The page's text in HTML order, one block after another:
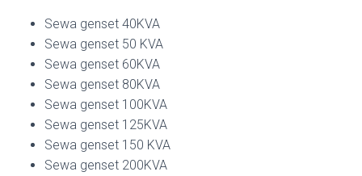
Sewa genset 40KVA
Sewa genset 50 KVA
Sewa genset 60KVA
Sewa genset 80KVA
Sewa genset 100KVA
Sewa genset 125KVA
Sewa genset 150 KVA
Sewa genset 200KVA